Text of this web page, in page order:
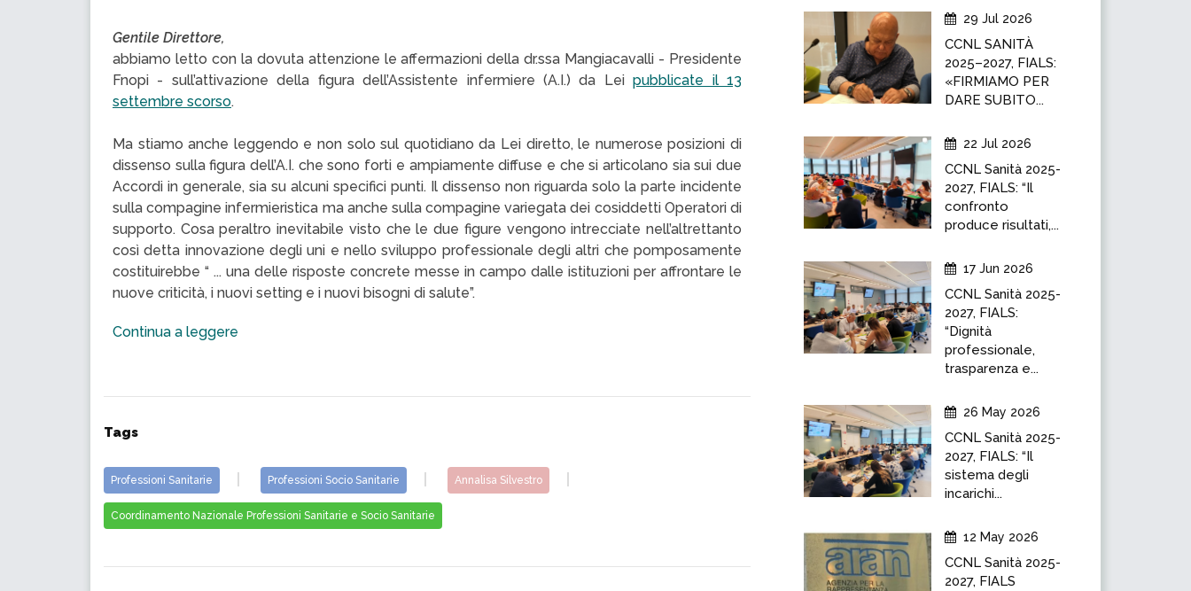
Gentile Direttore,
abbiamo letto con la dovuta attenzione le affermazioni della dr.ssa Mangiacavalli - Presidente
Fnopi - sull’attivazione della figura dell’Assistente infermiere (A.I.) da Leipubblicate il 13
settembre scorso.
Ma stiamo anche leggendo e non solo sul quotidiano da Lei diretto, le numerose posizioni di
dissenso sulla figura dell’A.I. che sono forti e ampiamente diffuse e che si articolano sia sui due
Accordi in generale, sia su alcuni specifici punti. Il dissenso non riguarda solo la parte incidente
sulla compagine infermieristica ma anche sulla compagine variegata dei cosiddetti Operatori di
supporto. Cosa peraltro inevitabile visto che le due figure vengono intrecciate nell’altrettanto
così detta innovazione degli uni e nello sviluppo professionale degli altri che pomposamente
costituirebbe “ ... una delle risposte concrete messe in campo dalle istituzioni per affrontare le
nuove criticità, i nuovi setting e i nuovi bisogni di salute”.
Continua a leggere
Tags
Professioni Sanitarie Professioni Socio Sanitarie Annalisa Silvestro
Coordinamento Nazionale Professioni Sanitarie e Socio Sanitarie
29 Jul 2026
CCNL SANITÀ
2025–2027, FIALS:
«FIRMIAMO PER
DARE SUBITO...
22 Jul 2026
CCNL Sanità 2025-
2027, FIALS: “Il
confronto
produce risultati,...
17 Jun 2026
CCNL Sanità 2025-
2027, FIALS:
“Dignità
professionale,
trasparenza e...
26 May 2026
CCNL Sanità 2025-
2027, FIALS: “Il
sistema degli
incarichi...
12 May 2026
CCNL Sanità 2025-
2027, FIALS